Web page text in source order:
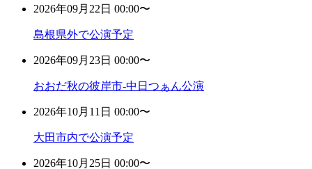
2026年09月22日 00:00〜
島根県外で公演予定
2026年09月23日 00:00〜
おおだ秋の彼岸市-中日つぁん公演
2026年10月11日 00:00〜
大田市内で公演予定
2026年10月25日 00:00〜